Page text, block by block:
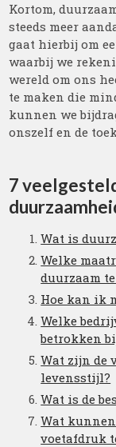
Kortom,
steeds meer
gaat hierbij om
waarbij we
wereld om ons
te maken die
kunnen we
onszelf en de
7
Wat is
Welke
duurzaam
Hoe kan ik
Welke
betrokken
Wat zijn de
levensstijl?
Wat is de
Wat
voetafdruk